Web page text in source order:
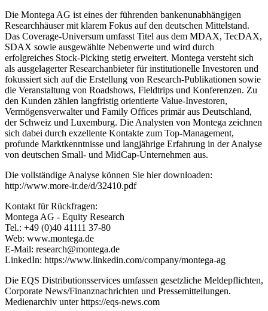
Die Montega AG ist eines der führenden bankenunabhängigen
Researchhäuser mit klarem Fokus auf den deutschen Mittelstand.
Das Coverage-Universum umfasst Titel aus dem MDAX, TecDAX,
SDAX sowie ausgewählte Nebenwerte und wird durch
erfolgreiches Stock-Picking stetig erweitert. Montega versteht sich
als ausgelagerter Researchanbieter für institutionelle Investoren und
fokussiert sich auf die Erstellung von Research-Publikationen sowie
die Veranstaltung von Roadshows, Fieldtrips und Konferenzen. Zu
den Kunden zählen langfristig orientierte Value-Investoren,
Vermögensverwalter und Family Offices primär aus Deutschland,
der Schweiz und Luxemburg. Die Analysten von Montega zeichnen
sich dabei durch exzellente Kontakte zum Top-Management,
profunde Marktkenntnisse und langjährige Erfahrung in der Analyse
von deutschen Small- und MidCap-Unternehmen aus.
Die vollständige Analyse können Sie hier downloaden:
http://www.more-ir.de/d/32410.pdf
Kontakt für Rückfragen:
Montega AG - Equity Research
Tel.: +49 (0)40 41111 37-80
Web: www.montega.de
E-Mail: research@montega.de
LinkedIn: https://www.linkedin.com/company/montega-ag
Die EQS Distributionsservices umfassen gesetzliche Meldepflichten,
Corporate News/Finanznachrichten und Pressemitteilungen.
Medienarchiv unter https://eqs-news.com